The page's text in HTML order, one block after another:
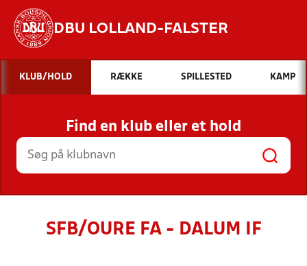
DBU LOLLAND-FALSTER
Hvad vil du søge efter?
INDHOLD OG NYHEDER
STILLINGER, RESULTATER, KLUBBER OG
HOLD
KLUB/HOLD RÆKKE SPILLESTED KAMP
Find en klub eller et hold
SFB/OURE FA - DALUM IF